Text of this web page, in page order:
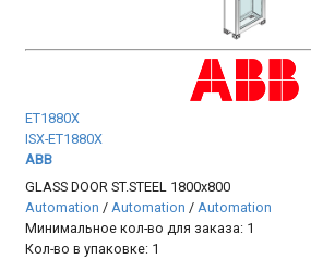
ET1880X
ISX-ET1880X
ABB
GLASS DOOR ST.STEEL 1800x800
Automation /Automation /Automation
Минимальное кол-во для заказа: 1
Кол-во в упаковке: 1